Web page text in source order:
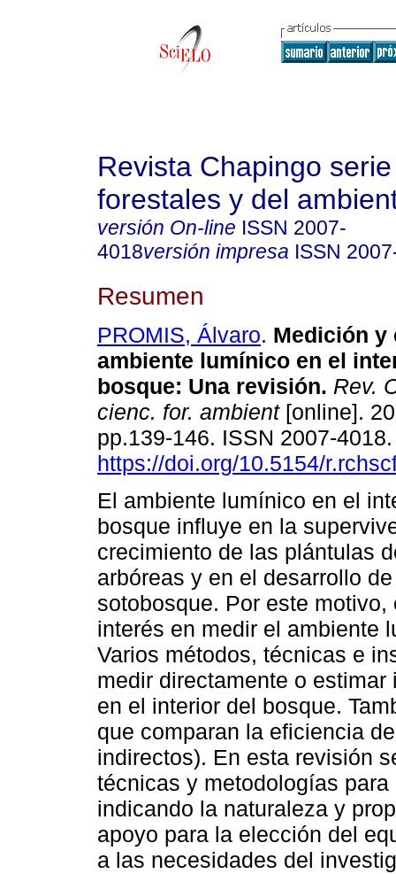
Revista Chapingo
forestales y del
versión On-line ISSN 2007-
4018versión impresa ISSN
Resumen
PROMIS, Álvaro. Medición y
ambiente lumínico en el
bosque: Una revisión. Rev.
cienc. for. ambient[online].
pp.139-146. ISSN 2007-
https://doi.org/10.5154/
El ambiente lumínico en el
bosque influye en la
crecimiento de las plántulas
arbóreas y en el desarrollo
sotobosque. Por este motivo,
interés en medir el ambiente
Varios métodos, técnicas e
medir directamente o
en el interior del bosque.
que comparan la eficiencia
indirectos). En esta revisión
técnicas y metodologías
indicando la naturaleza y
apoyo para la elección del
a las necesidades del